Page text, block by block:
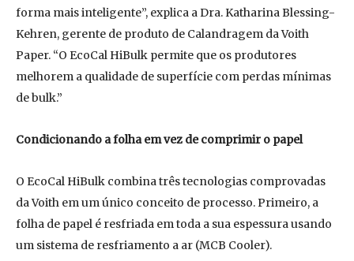
forma mais inteligente”, explica a Dra. Katharina Blessing-
Kehren, gerente de produto de Calandragem da Voith
Paper. “O EcoCal HiBulk permite que os produtores
melhorem a qualidade de superfície com perdas mínimas
de bulk.”
Condicionando a folha em vez de comprimir o papel
O EcoCal HiBulk combina três tecnologias comprovadas
da Voith em um único conceito de processo. Primeiro, a
folha de papel é resfriada em toda a sua espessura usando
um sistema de resfriamento a ar (MCB Cooler).